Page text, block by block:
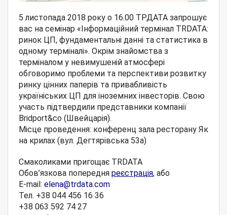
5 листопада 2018 року о 16.00 ТРДАТА запрошує
вас на семінар «Інформаційний термінал TRDATA:
ринок ЦП, фундаментальні данні та статистика в
одному терміналі». Окрім знайомства з
терміналом у невимушеній атмосфері
обговоримо проблеми та перспективи розвитку
ринку цінних паперів та привабливість
україніських ЦП для іноземних інвесторів. Свою
участь підтвердили представники компанії
Bridport&co (Швейцарія).
Місце проведення: конференц зала ресторану Як
на крилах (вул. Дегтярівська 53а)
Смаколиками пригощає TRDATA
Обов’язкова попередня реєстрація, або
E-mail: elena@trdata.com
Тел. +38 044 456 16 36
+38 063 592 74 27